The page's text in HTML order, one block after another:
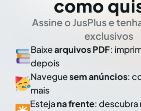
como
Assine o JusPlus e
exclusivos
Baixearquivos PDF:
depois
Naveguesem anúncios:
mais
Esteja na frente: descubra